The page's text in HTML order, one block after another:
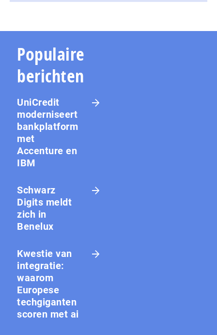
Populaire
berichten
UniCredit
moderniseert
bankplatform
met
Accenture en
IBM
Schwarz
Digits meldt
zich in
Benelux
Kwestie van
integratie:
waarom
Europese
techgiganten
scoren met ai